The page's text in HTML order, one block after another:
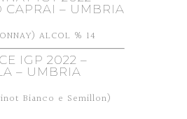
CAPRAI – UMBRIA
ALCOL % 14
IGP 2022 –
– UMBRIA
Bianco e Semillon)